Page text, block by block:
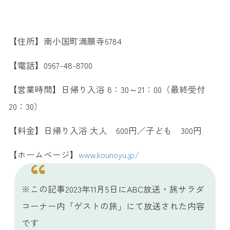
【住所】南小国町満願寺6784
【電話】0967-48-8700
【営業時間】日帰り入浴 8：30～21：00（最終受付
20：30）
【料金】日帰り入浴 大人 600円／子ども 300円
【ホームページ】 www.kounoyu.jp/
※この記事2023年11月5日にABC放送・旅サラダ
コーナー内「ゲストの旅」にて放送された内容
です